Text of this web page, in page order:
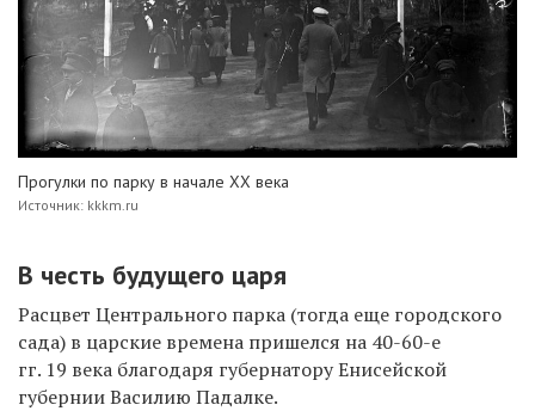
Прогулки по парку в начале XX века
Источник: kkkm.ru
В честь будущего царя
Расцвет Центрального парка (тогда еще городского
сада) в царские времена пришелся на 40-60-е
гг. 19 века благодаря губернатору Енисейской
губернии Василию Падалке.